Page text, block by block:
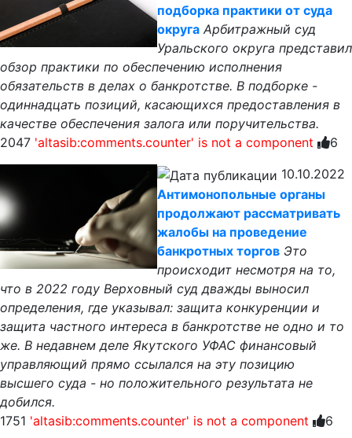
подборка практики от суда
округа Арбитражный суд
Уральского округа представил
обзор практики по обеспечению исполнения
обязательств в делах о банкротстве. В подборке -
одиннадцать позиций, касающихся предоставления в
качестве обеспечения залога или поручительства.
2047 'altasib:comments.counter' is not a component
6
10.10.2022
Антимонопольные органы
продолжают рассматривать
жалобы на проведение
банкротных торгов Это
происходит несмотря на то,
что в 2022 году Верховный суд дважды выносил
определения, где указывал: защита конкуренции и
защита частного интереса в банкротстве не одно и то
же. В недавнем деле Якутского УФАС финансовый
управляющий прямо ссылался на эту позицию
высшего суда - но положительного результата не
добился.
1751 'altasib:comments.counter' is not a component
6